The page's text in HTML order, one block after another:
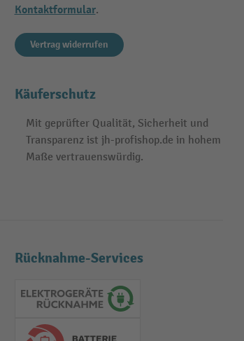
Kontaktformular.
Vertrag widerrufen
Käuferschutz
Mit geprüfter Qualität, Sicherheit und
Transparenz ist jh-profishop.de in hohem
Maße vertrauenswürdig.
Rücknahme-Services
Elektrogeräte Rückname
Batterie Rückname